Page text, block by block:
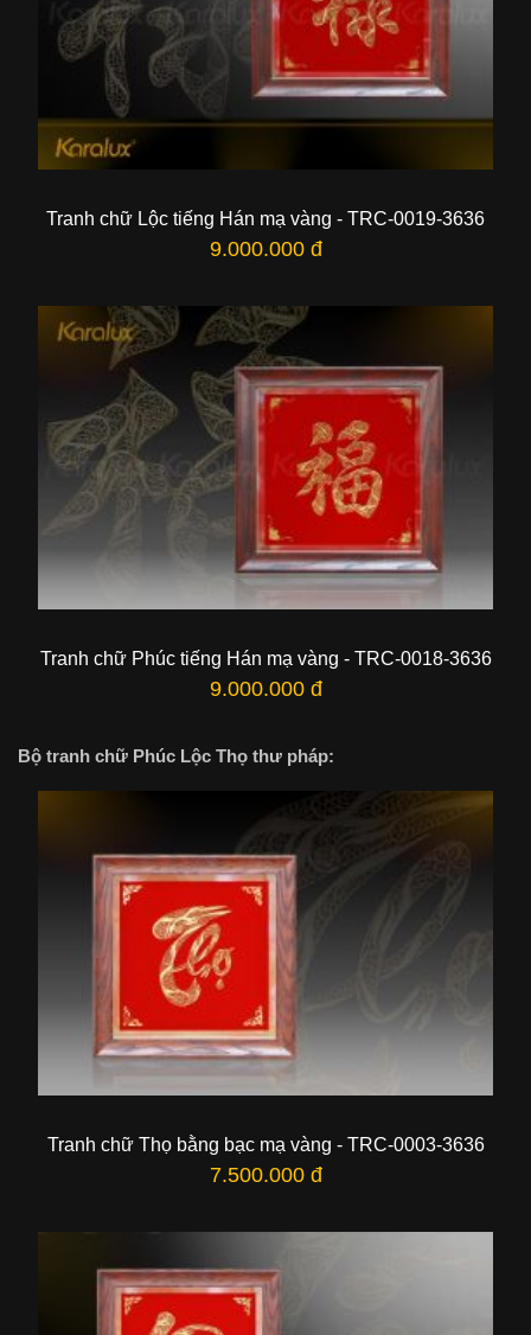
Tranh chữ Lộc tiếng Hán mạ vàng - TRC-0019-3636
9.000.000 đ
Tranh chữ Phúc tiếng Hán mạ vàng - TRC-0018-3636
9.000.000 đ
Bộ tranh chữ Phúc Lộc Thọ thư pháp:
Tranh chữ Thọ bằng bạc mạ vàng - TRC-0003-3636
7.500.000 đ